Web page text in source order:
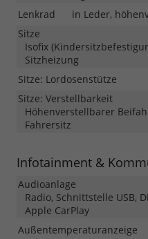
Lenkrad
in Leder,
Sitze
Isofix
Sitzheizung
Sitze: Lordosenstütze
Sitze: Verstellbarkeit
Höhenverstellbarer
Fahrersitz
Infotainment &
Audioanlage
Radio, Schnittstelle USB,
Apple CarPlay
Außentemperaturanzeige